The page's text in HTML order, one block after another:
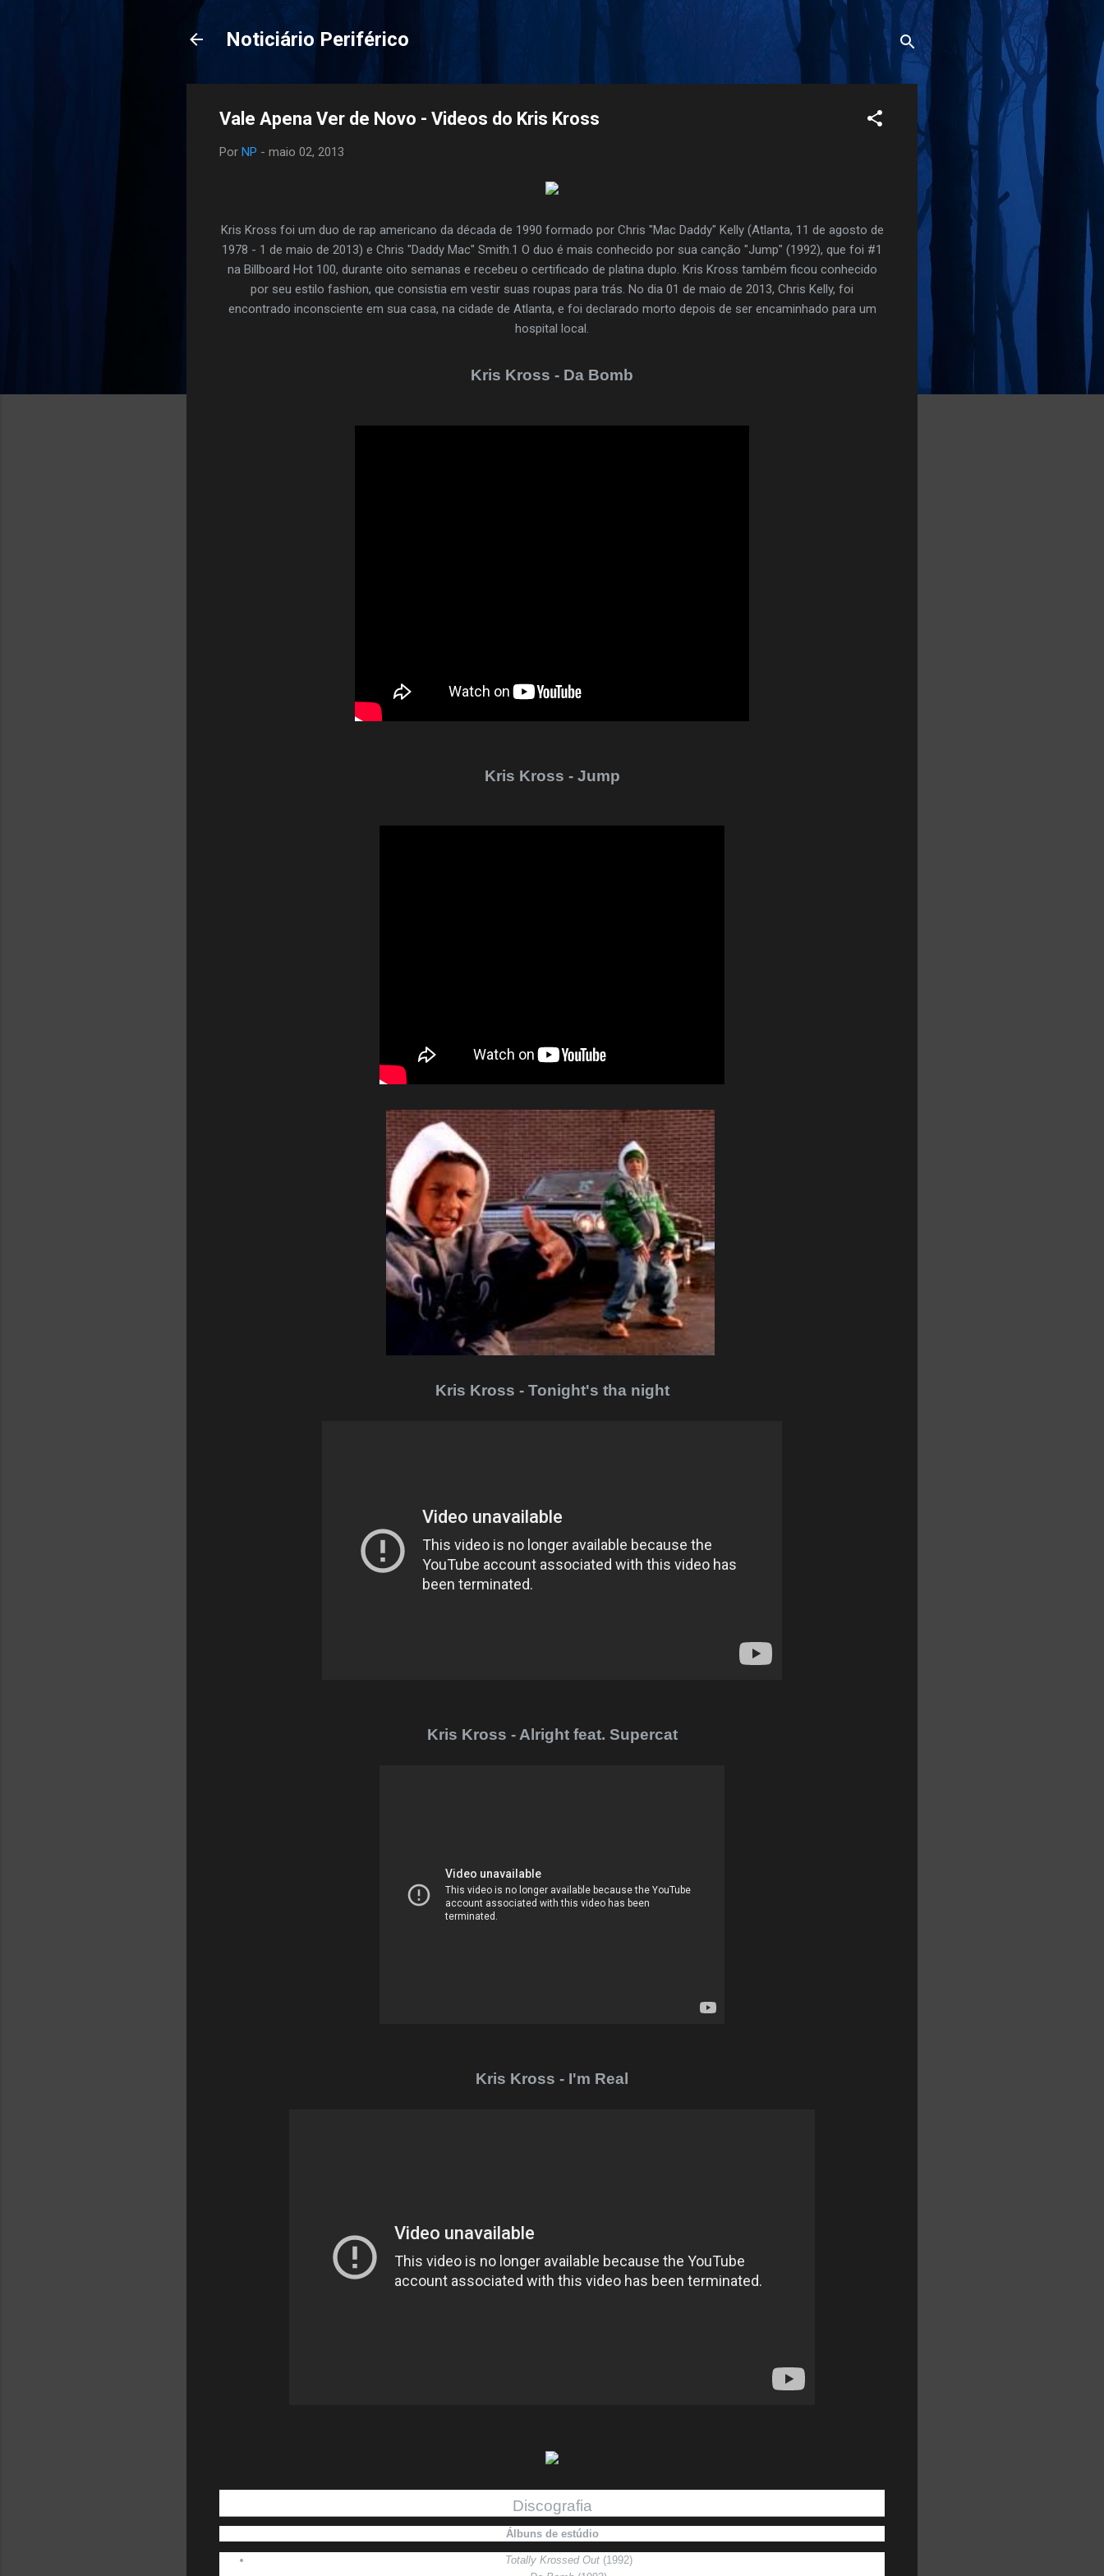
Noticiário Periférico
Vale Apena Ver de Novo - Videos do Kris Kross
Por NP - maio 02, 2013
Kris Kross foi um duo de rap americano da década de 1990 formado por Chris "Mac Daddy" Kelly (Atlanta, 11 de agosto de
1978 - 1 de maio de 2013) e Chris "Daddy Mac" Smith.1 O duo é mais conhecido por sua canção "Jump" (1992), que foi #1
na Billboard Hot 100, durante oito semanas e recebeu o certificado de platina duplo. Kris Kross também ficou conhecido
por seu estilo fashion, que consistia em vestir suas roupas para trás. No dia 01 de maio de 2013, Chris Kelly, foi
encontrado inconsciente em sua casa, na cidade de Atlanta, e foi declarado morto depois de ser encaminhado para um
hospital local.
Kris Kross - Da Bomb
Kris Kross - Jump
Kris Kross - Tonight's tha night
Kris Kross - Alright feat. Supercat
Kris Kross - I'm Real
Discografia
Álbuns de estúdio
Totally Krossed Out(1992)